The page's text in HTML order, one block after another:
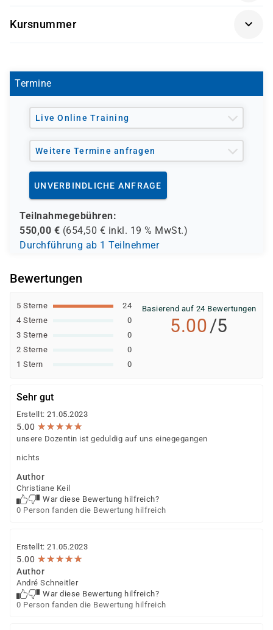
Software-Version nach Kundenwunsch
Kursnummer
Termine
Live Online Training
Weitere Termine anfragen
UNVERBINDLICHE ANFRAGE
Teilnahmegebühren:
550,00 € (654,50 € inkl. 19 % MwSt.)
Durchführung ab 1 Teilnehmer
Bewertungen
5 Sterne
24
4 Sterne
0
3 Sterne
0
2 Sterne
0
1 Stern
0
Basierend auf 24 Bewertungen
5.00/5
Sehr gut
Erstellt: 21.05.2023
5.00 ★★★★★
★★★★★
unsere Dozentin ist geduldig auf uns einegegangen
nichts
Author
Christiane Keil
War diese Bewertung hilfreich?
0 Person fanden die Bewertung hilfreich
Erstellt: 21.05.2023
5.00 ★★★★★
★★★★★
Author
André Schneitler
War diese Bewertung hilfreich?
0 Person fanden die Bewertung hilfreich